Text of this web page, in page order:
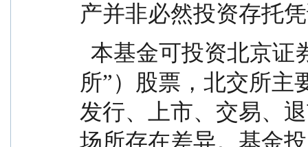
产并非必然投资存托
所”）股票，北交所主
发行、上市、交易、
场所存在差异。基金